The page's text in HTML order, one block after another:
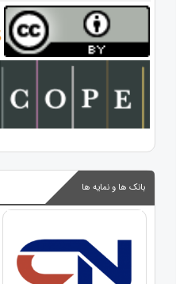
بانک ها و نمایه ها